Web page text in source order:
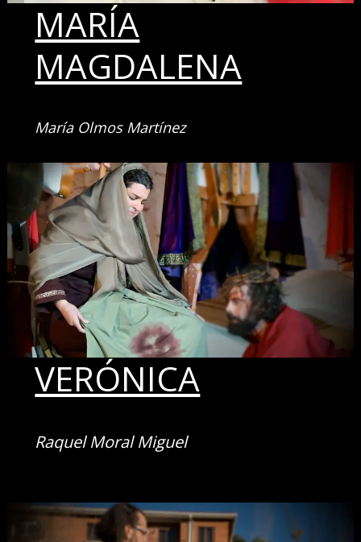
MARÍA
MAGDALENA
María Olmos Martínez
VERÓNICA
Raquel Moral Miguel